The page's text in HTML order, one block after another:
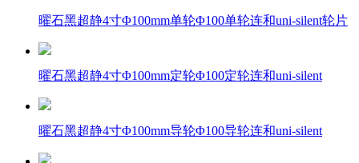
曜石黑超静4寸Φ100mm单轮Φ100单轮连和uni-silent轮片
曜石黑超静4寸Φ100mm定轮Φ100定轮连和uni-silent
曜石黑超静4寸Φ100mm导轮Φ100导轮连和uni-silent